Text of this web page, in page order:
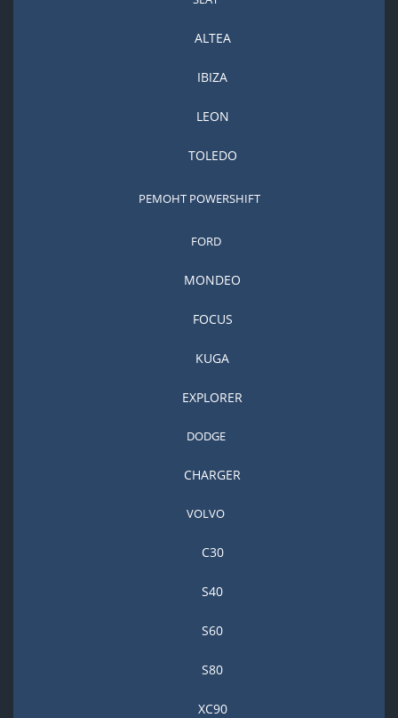
ALTEA
IBIZA
LEON
TOLEDO
РЕМОНТ POWERSHIFT
FORD
MONDEO
FOCUS
KUGA
EXPLORER
DODGE
CHARGER
VOLVO
С30
S40
S60
S80
XC90